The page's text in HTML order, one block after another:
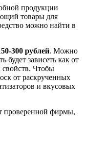
продукции
товары для
можно найти в
300 рублей. Можно
будет зависеть как от
свойств. Чтобы
от раскрученных
и вкусовых
проверенной фирмы,